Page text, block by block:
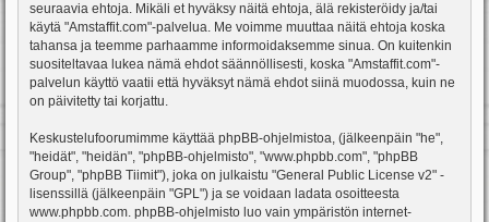
seuraavia ehtoja. Mikäli et hyväksy näitä ehtoja, älä rekisteröidy ja/tai
käytä "Amstaffit.com"-palvelua. Me voimme muuttaa näitä ehtoja koska
tahansa ja teemme parhaamme informoidaksemme sinua. On kuitenkin
suositeltavaa lukea nämä ehdot säännöllisesti, koska "Amstaffit.com"-
palvelun käyttö vaatii että hyväksyt nämä ehdot siinä muodossa, kuin ne
on päivitetty tai korjattu.
Keskustelufoorumimme käyttää phpBB-ohjelmistoa, (jälkeenpäin "he",
"heidät", "heidän", "phpBB-ohjelmisto", "www.phpbb.com", "phpBB
Group", "phpBB Tiimit"), joka on julkaistu "General Public License v2" -
lisenssillä (jälkeenpäin "GPL") ja se voidaan ladata osoitteesta
www.phpbb.com. phpBB-ohjelmisto luo vain ympäristön internet-